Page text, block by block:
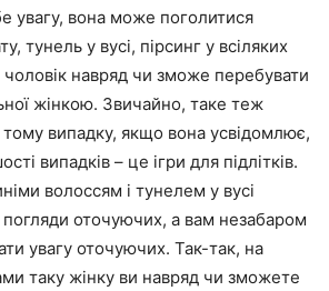
увагу, вона може поголитися
тунель у вусі, пірсинг у всіляких
навряд чи зможе перебувати
жінкою. Звичайно, таке теж
випадку, якщо вона усвідомлює,
випадків – це ігри для підлітків.
волоссям і тунелем у вусі
погляди оточуючих, а вам незабаром
увагу оточуючих. Так-так, на
таку жінку ви навряд чи зможете